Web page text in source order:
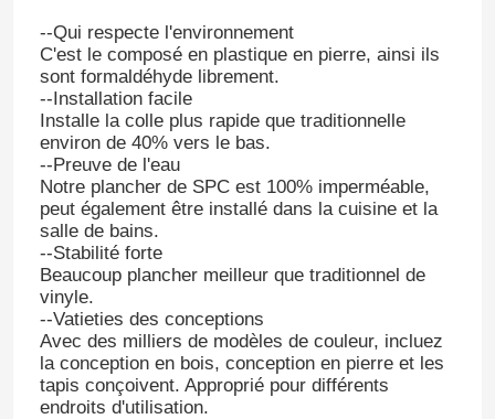
--Qui respecte l'environnement
C'est le composé en plastique en pierre, ainsi ils
sont formaldéhyde librement.
--Installation facile
Installe la colle plus rapide que traditionnelle
environ de 40% vers le bas.
--Preuve de l'eau
Notre plancher de SPC est 100% imperméable,
peut également être installé dans la cuisine et la
salle de bains.
--Stabilité forte
Beaucoup plancher meilleur que traditionnel de
vinyle.
--Vatieties des conceptions
Avec des milliers de modèles de couleur, incluez
la conception en bois, conception en pierre et les
tapis conçoivent. Approprié pour différents
endroits d'utilisation.